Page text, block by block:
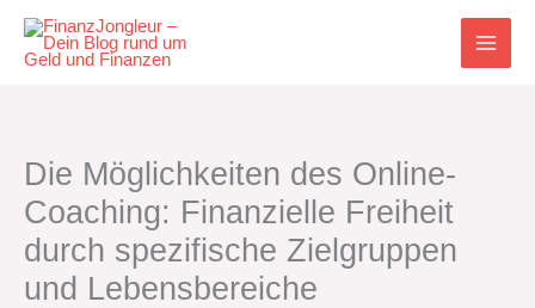
Inhalt
springen
Die Möglichkeiten des Online-
Coaching: Finanzielle Freiheit
durch spezifische Zielgruppen
und Lebensbereiche